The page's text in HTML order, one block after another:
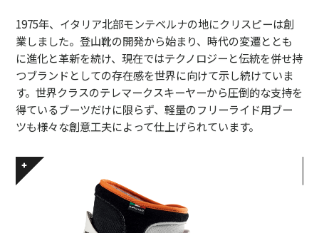
1975年、イタリア北部モンテベルナの地にクリスピーは創
業しました。登山靴の開発から始まり、時代の変遷ととも
に進化と革新を続け、現在ではテクノロジーと伝統を併せ持
つブランドとしての存在感を世界に向けて示し続けていま
す。世界クラスのテレマークスキーヤーから圧倒的な支持を
得ているブーツだけに限らず、軽量のフリーライド用ブー
ツも様々な創意工夫によって仕上げられています。